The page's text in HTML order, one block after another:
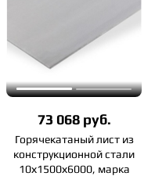
73 068 руб.
Горячекатаный лист из
конструкционной стали
10х1500х6000, марка